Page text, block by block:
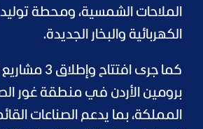
الملاحات الشمسية، ومحطة
الكهربائية والبخار الجديدة.
كما جرى افتتاح
برومين الأردن في منطقة غور
المملكة، بما يدعم الصناعات